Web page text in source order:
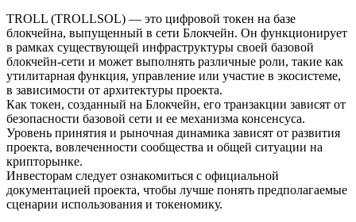
Копирование торговли
Присоединяйтесь к лучшим трейдерам
Станьте копи-трейдером
TROLL (TROLLSOL) — это цифровой токен на базе
блокчейна, выпущенный в сети Блокчейн. Он функционирует
в рамках существующей инфраструктуры своей базовой
блокчейн-сети и может выполнять различные роли, такие как
утилитарная функция, управление или участие в экосистеме,
в зависимости от архитектуры проекта.
Как токен, созданный на Блокчейн, его транзакции зависят от
безопасности базовой сети и ее механизма консенсуса.
Уровень принятия и рыночная динамика зависят от развития
проекта, вовлеченности сообщества и общей ситуации на
крипторынке.
Инвесторам следует ознакомиться с официальной
документацией проекта, чтобы лучше понять предполагаемые
сценарии использования и токеномику.